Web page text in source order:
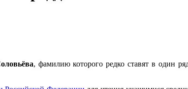
, фамилию которого редко ставят в один